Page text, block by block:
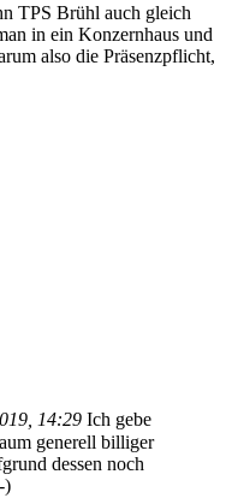
TPS Brühl auch gleich
in ein Konzernhaus und
also die Präsenzpflicht,
14:29 Ich gebe
generell billiger
dessen noch